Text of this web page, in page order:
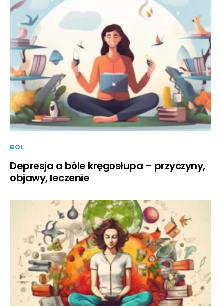
BOL
Depresja a bóle kręgosłupa – przyczyny,
objawy, leczenie